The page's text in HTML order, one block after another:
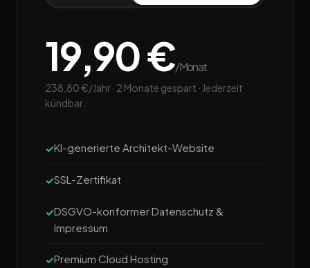
19,90 €/Monat
238,80 €/Jahr · 2 Monate gespart · Jederzeit
kündbar.
KI-generierte Architekt-Website
SSL-Zertifikat
DSGVO-konformer Datenschutz &
Impressum
Premium Cloud Hosting